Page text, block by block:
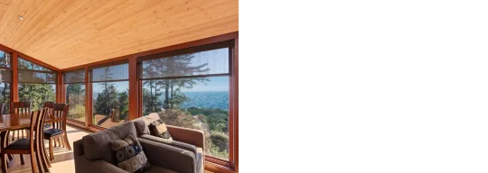
Kur nusipirkti
medines žaliuzes
Klaipėdoje?
2026-08-01